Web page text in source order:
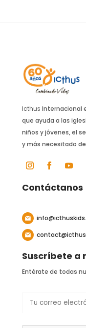
Icthus Internacional
que ayuda a las
niños y jóvenes, el
y más necesitado
Contáctanos
Suscríbete a
Entérate de todas